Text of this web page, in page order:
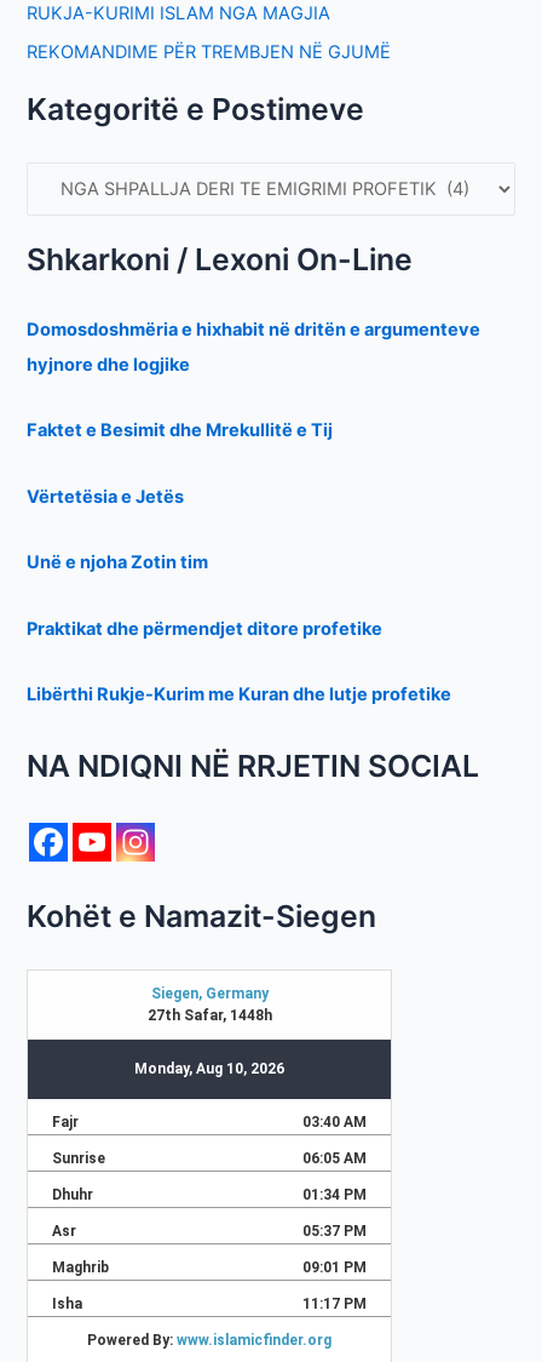
RUKJA-KURIMI ISLAM NGA MAGJIA
REKOMANDIME PËR TREMBJEN NË GJUMË
Kategoritë e Postimeve
Shkarkoni / Lexoni On-Line
Domosdoshmëria e hixhabit në dritën e argumenteve
hyjnore dhe logjike
Faktet e Besimit dhe Mrekullitë e Tij
Vërtetësia e Jetës
Unë e njoha Zotin tim
Praktikat dhe përmendjet ditore profetike
Libërthi Rukje-Kurim me Kuran dhe lutje profetike
NA NDIQNI NË RRJETIN SOCIAL
Kohët e Namazit-Siegen